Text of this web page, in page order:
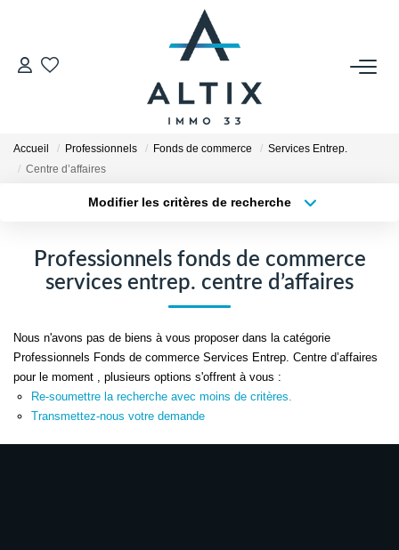
VENDRE
Biens Vendus
GESTION LOCATIVE
Contact
Honoraires
Avis Clients
Biens Loués
Accueil Professionnels Fonds de commerce
Services Entrep.
Centre d’affaires
Modifier les critères de recherche
Sélectionnez...
Type de bien
Surface min
Créer une alerte
Professionnels fonds de commerce
services entrep. centre d’affaires
Nous n'avons pas de biens à vous proposer dans la catégorie
Professionnels Fonds de commerce Services Entrep. Centre d’affaires
pour le moment , plusieurs options s'offrent à vous :
Re-soumettre la recherche avec moins de critères.
Transmettez-nous votre demande